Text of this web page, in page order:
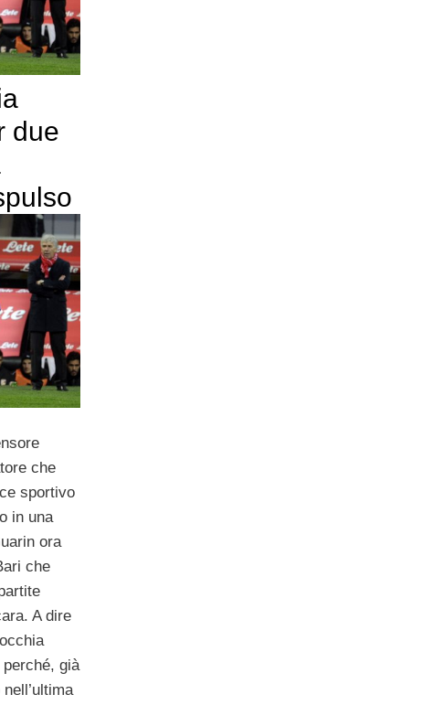
due
che
sportivo
in una
ora
che
A dire
perché, già